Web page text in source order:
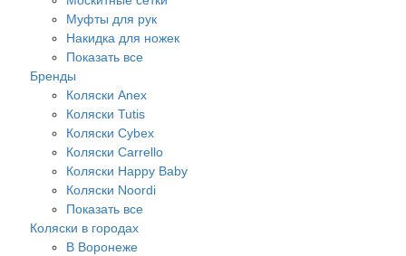
Муфты для рук
Накидка для ножек
Показать все
Бренды
Коляски Anex
Коляски Tutis
Коляски Cybex
Коляски Carrello
Коляски Happy Baby
Коляски Noordi
Показать все
Коляски в городах
В Воронеже